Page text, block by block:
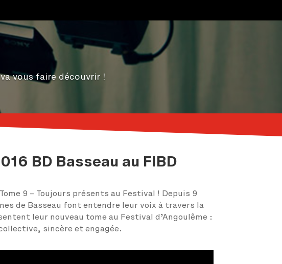
vous faire découvrir !
BD Basseau au FIBD
9 – Toujours présents au Festival ! Depuis 9
de Basseau font entendre leur voix à travers la
leur nouveau tome au Festival d’Angoulême :
sincère et engagée.